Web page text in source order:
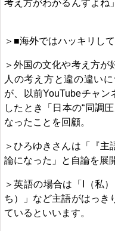
考え方がわかるんすよ
＞■海外ではハッキリ
＞外国の文化や考え方が
人の考え方と違の違い
が、以前YouTubeチャ
したとき「日本の“同調
なったことを回顧。
＞ひろゆきさんは「『主
論になった」と自論
＞英語の場合は「I（私
ち）」など主語がはっき
ているといいます。